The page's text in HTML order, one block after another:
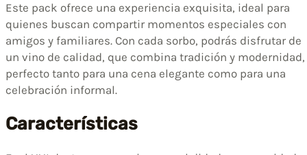
Este pack ofrece una experiencia exquisita, ideal para
quienes buscan compartir momentos especiales con
amigos y familiares. Con cada sorbo, podrás disfrutar de
un vino de calidad, que combina tradición y modernidad,
perfecto tanto para una cena elegante como para una
celebración informal.
Características